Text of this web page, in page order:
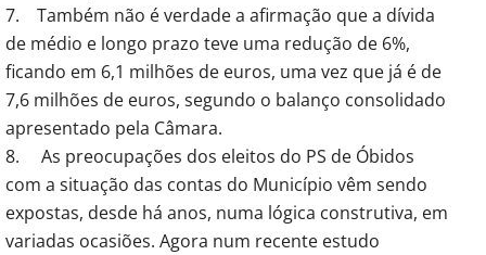
7. Também não é verdade a afirmação que a dívida
de médio e longo prazo teve uma redução de 6%,
ficando em 6,1 milhões de euros, uma vez que já é de
7,6 milhões de euros, segundo o balanço consolidado
apresentado pela Câmara.
8. As preocupações dos eleitos do PS de Óbidos
com a situação das contas do Município vêm sendo
expostas, desde há anos, numa lógica construtiva, em
variadas ocasiões. Agora num recente estudo